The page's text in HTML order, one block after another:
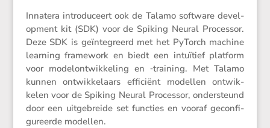
Innatera intro­du­ceert ook de Talamo software devel­
op­ment kit (SDK) voor de Spiking Neural Processor.
Deze SDK is geïnte­greerd met het PyTorch machine
learning frame­work en biedt een intuï­tief platform
voor model­ont­wik­ke­ling en ‑training. Met Talamo
kunnen ontwik­ke­laars efficiënt modellen ontwik­
kelen voor de Spiking Neural Processor, onder­steund
door een uitge­breide set functies en vooraf gecon­fi­
gu­reerde modellen.